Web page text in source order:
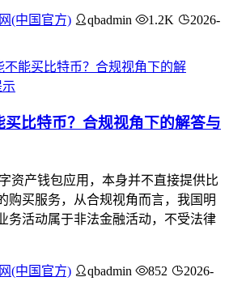
(中国官方) qbadmin 1.2K
2026-
买比特币？合规视角下的解答与
资产钱包应用，本身并不直接提供比
购买服务，从合规视角而言，我国明
务活动属于非法金融活动，不受法律
(中国官方) qbadmin 852
2026-